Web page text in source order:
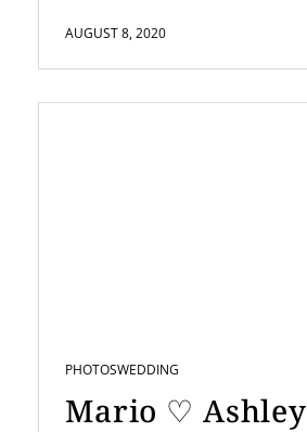
AUGUST 8, 2020
PHOTOSWEDDING
Mario ♡ Ashley